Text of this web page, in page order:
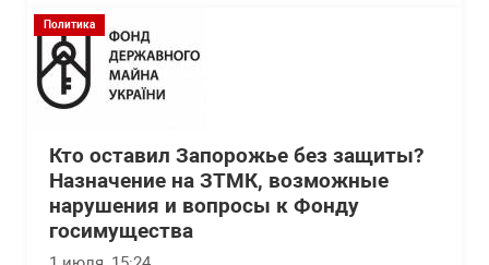
Политика
Кто оставил Запорожье без защиты?
Назначение на ЗТМК, возможные
нарушения и вопросы к Фонду
госимущества